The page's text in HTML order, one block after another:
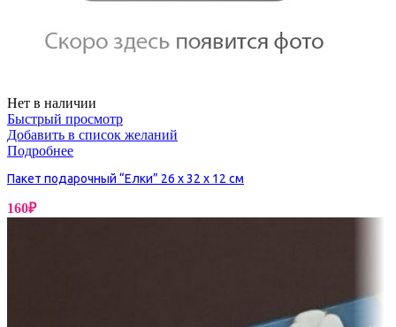
Нет в наличии
Быстрый просмотр
Добавить в список желаний
Подробнее
Пакет подарочный “Елки” 26 х 32 х 12 см
160₽